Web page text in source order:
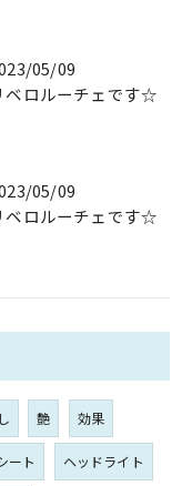
05/09
ロルーチェです☆
05/09
ロルーチェです☆
艶 効果
ート ヘッドライト